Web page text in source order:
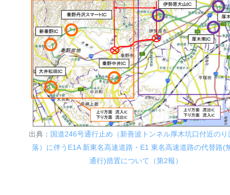
出典： 国道246号通行止め（新善波トンネル厚木坑口付近のり
落）に伴うE1A 新東名高速道路・E1 東名高速道路の代替路(
通行)措置について（第2報）